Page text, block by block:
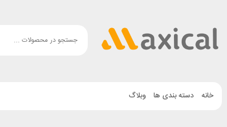
خانه دسته بندی ها وبلاگ